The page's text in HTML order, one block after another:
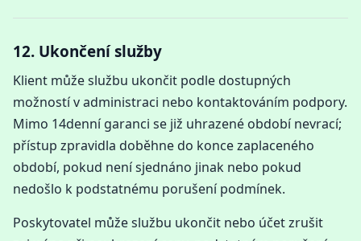
12. Ukončení služby
Klient může službu ukončit podle dostupných
možností v administraci nebo kontaktováním podpory.
Mimo 14denní garanci se již uhrazené období nevrací;
přístup zpravidla doběhne do konce zaplaceného
období, pokud není sjednáno jinak nebo pokud
nedošlo k podstatnému porušení podmínek.
Poskytovatel může službu ukončit nebo účet zrušit